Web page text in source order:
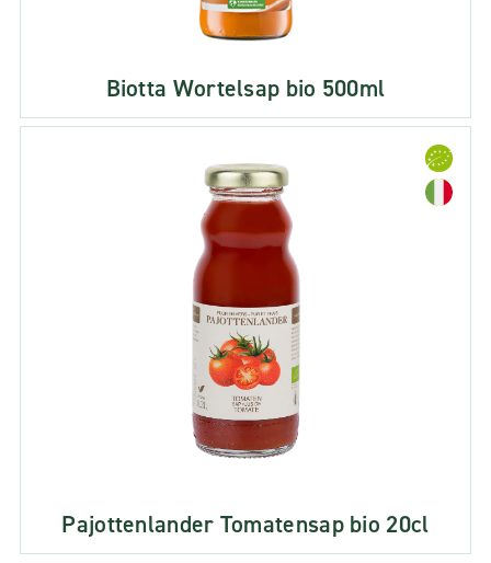
Biotta Wortelsap bio 500ml
Pajottenlander Tomatensap bio 20cl